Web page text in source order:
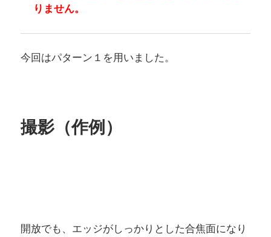
りません。
今回はパターン１を用いました。
撮影（作例）
開放でも、エッジがしっかりとした合焦面になり